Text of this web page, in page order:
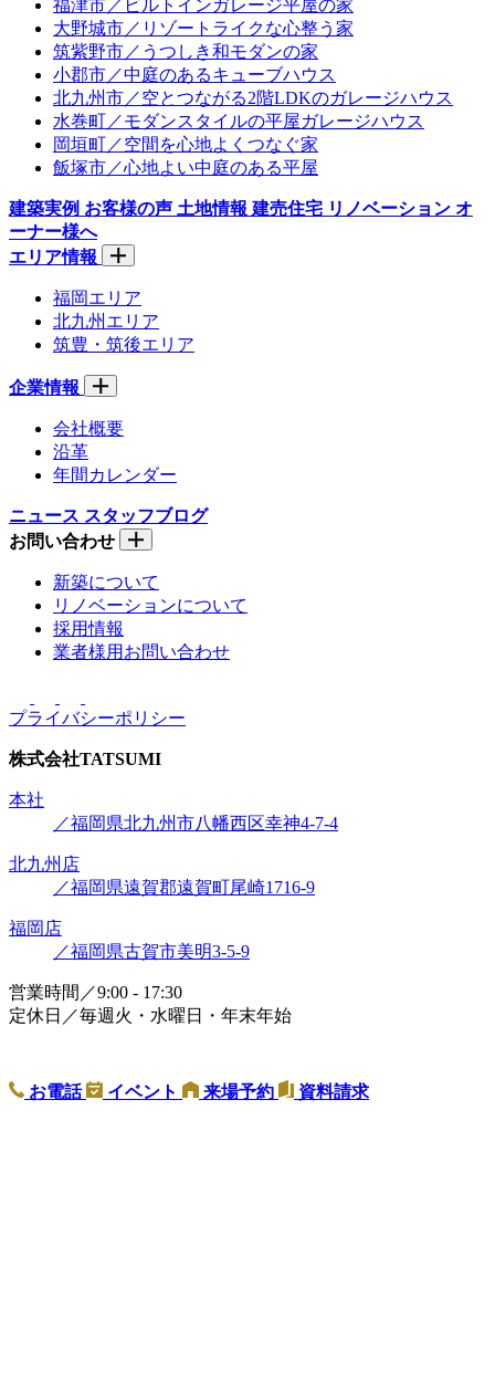
福津市／ビルトインガレージ平屋の家
大野城市／リゾートライクな心整う家
筑紫野市／うつしき和モダンの家
小郡市／中庭のあるキューブハウス
北九州市／空とつながる2階LDKのガレージハウス
水巻町／モダンスタイルの平屋ガレージハウス
岡垣町／空間を心地よくつなぐ家
飯塚市／心地よい中庭のある平屋
建築実例 お客様の声 土地情報 建売住宅 リノベーション オ
ーナー様へ
エリア情報
福岡エリア
北九州エリア
筑豊・筑後エリア
企業情報
会社概要
沿革
年間カレンダー
ニュース スタッフブログ
お問い合わせ
新築について
リノベーションについて
採用情報
業者様用お問い合わせ
プライバシーポリシー
株式会社TATSUMI
本社
／福岡県北九州市八幡西区幸神4-7-4
北九州店
／福岡県遠賀郡遠賀町尾崎1716-9
福岡店
／福岡県古賀市美明3-5-9
営業時間／9:00 - 17:30
定休日／毎週火・水曜日・年末年始
お電話 イベント 来場予約 資料請求